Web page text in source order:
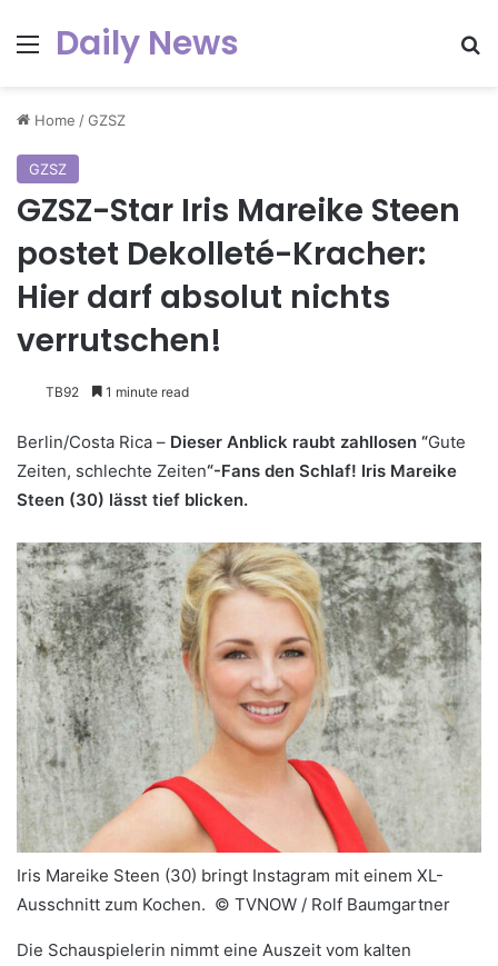
Menu
Daily News
Home /GZSZ
GZSZ
GZSZ-Star Iris Mareike Steen
postet Dekolleté-Kracher:
Hier darf absolut nichts
verrutschen!
TB92 1 minute read
Berlin/Costa Rica – Dieser Anblick raubt zahllosen “Gute
Zeiten, schlechte Zeiten“-Fans den Schlaf! Iris Mareike
Steen (30) lässt tief blicken.
Iris Mareike Steen (30) bringt Instagram mit einem XL-
Ausschnitt zum Kochen. © TVNOW / Rolf Baumgartner
Die Schauspielerin nimmt eine Auszeit vom kalten